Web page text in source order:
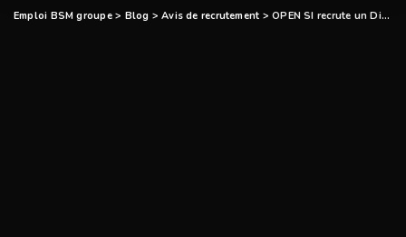
Emploi BSM groupe> Blog >Avis de recrutement >OPEN SI recrute un Directeur marketing chargé du développement commercial et des ventes